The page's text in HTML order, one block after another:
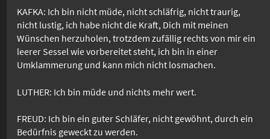
KAFKA: Ich bin nicht müde, nicht schläfrig, nicht traurig,
nicht lustig, ich habe nicht die Kraft, Dich mit meinen
Wünschen herzuholen, trotzdem zufällig rechts von mir ein
leerer Sessel wie vorbereitet steht, ich bin in einer
Umklammerung und kann mich nicht losmachen.
LUTHER: Ich bin müde und nichts mehr wert.
FREUD: Ich bin ein guter Schläfer, nicht gewöhnt, durch ein
Bedürfnis geweckt zu werden.